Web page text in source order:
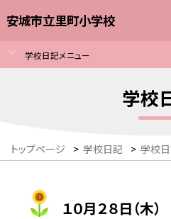
安城市立里町小学校
学校日記メニュー
学校
トップページ > 学校日記 > 学校
１０月２８日（木